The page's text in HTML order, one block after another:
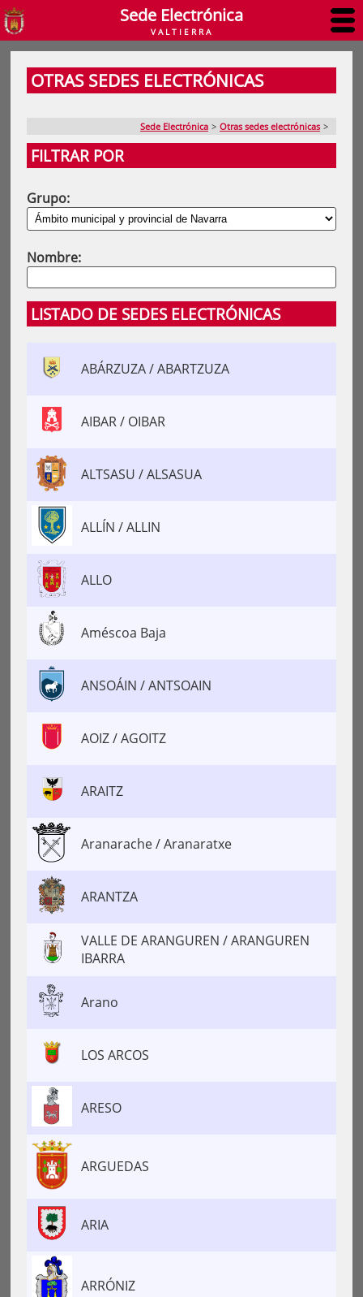
Sede Electrónica
VALTIERRA
OTRAS SEDES ELECTRÓNICAS
Sede Electrónica > Otras sedes electrónicas >
FILTRAR POR
Grupo:
Nombre:
LISTADO DE SEDES ELECTRÓNICAS
ABÁRZUZA / ABARTZUZA
AIBAR / OIBAR
ALTSASU / ALSASUA
ALLÍN / ALLIN
ALLO
Améscoa Baja
ANSOÁIN / ANTSOAIN
AOIZ / AGOITZ
ARAITZ
Aranarache / Aranaratxe
ARANTZA
VALLE DE ARANGUREN / ARANGUREN
IBARRA
Arano
LOS ARCOS
ARESO
ARGUEDAS
ARIA
ARRÓNIZ